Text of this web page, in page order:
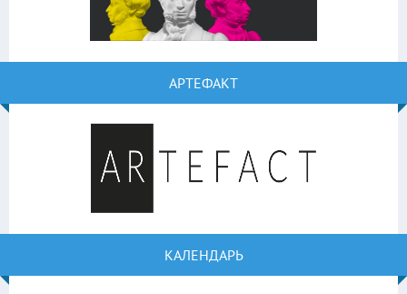
АРТЕФАКТ
КАЛЕНДАРЬ